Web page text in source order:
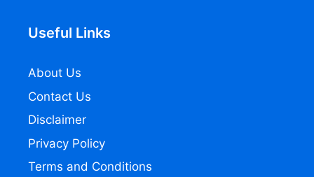
Useful Links
About Us
Contact Us
Disclaimer
Privacy Policy
Terms and Conditions